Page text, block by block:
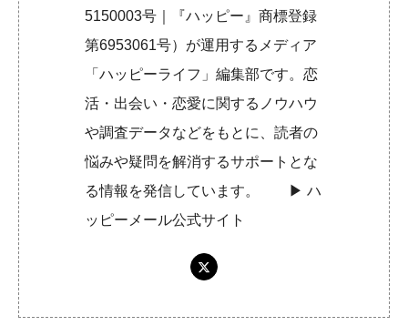
5150003号｜『ハッピー』商標登録
第6953061号）が運用するメディア
「ハッピーライフ」編集部です。恋
活・出会い・恋愛に関するノウハウ
や調査データなどをもとに、読者の
悩みや疑問を解消するサポートとな
る情報を発信しています。 ▶︎ハ
ッピーメール公式サイト